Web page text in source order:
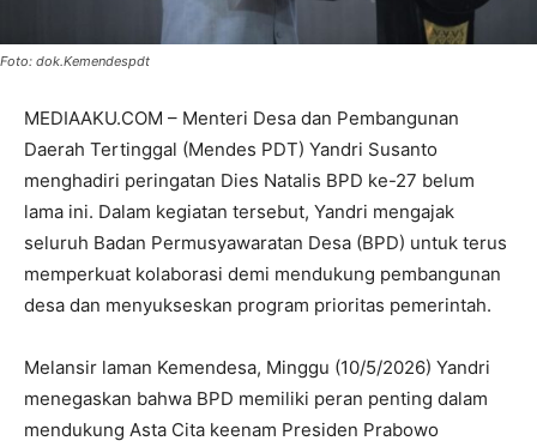
Foto: dok.Kemendespdt
MEDIAAKU.COM – Menteri Desa dan Pembangunan
Daerah Tertinggal (Mendes PDT) Yandri Susanto
menghadiri peringatan Dies Natalis BPD ke-27 belum
lama ini. Dalam kegiatan tersebut, Yandri mengajak
seluruh Badan Permusyawaratan Desa (BPD) untuk terus
memperkuat kolaborasi demi mendukung pembangunan
desa dan menyukseskan program prioritas pemerintah.
Melansir laman Kemendesa, Minggu (10/5/2026) Yandri
menegaskan bahwa BPD memiliki peran penting dalam
mendukung Asta Cita keenam Presiden Prabowo